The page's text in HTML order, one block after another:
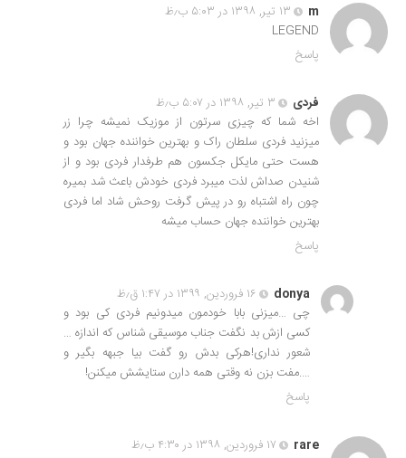
m
۱۳ تیر, ۱۳۹۸ در ۵:۰۳ ب٫ظ
LEGEND
پاسخ
فردی
۳ تیر, ۱۳۹۸ در ۵:۰۷ ب٫ظ
اخه شما که چیزی سرتون از موزیک نمیشه چرا زر
میزنید فردی سلطان راک و بهترین خواننده جهان بود و
هست حتی مایکل جکسون هم طرفدار فردی بود و از
شنیدن صداش لذت میبرد فردی خودش باعث شد بمیره
چون راه اشتباه رو در پیش گرفت روحش شاد اما فردی
بهترین خواننده جهان حساب میشه
پاسخ
donya
۱۶ فروردین, ۱۳۹۹ در ۱:۴۷ ق٫ظ
چی …میزنی بابا خودمون میدونیم فردی کی بود و
کسی ازش بد نگفت جناب موسیقی شناس که اندازه …
شعور نداری!هرکی بدش رو گفت بیا جبهه بگیر و
….مفت بزن نه وقتی همه دارن ستایشش میکنن!
پاسخ
rare
۱۷ فروردین, ۱۳۹۸ در ۴:۳۰ ب٫ظ